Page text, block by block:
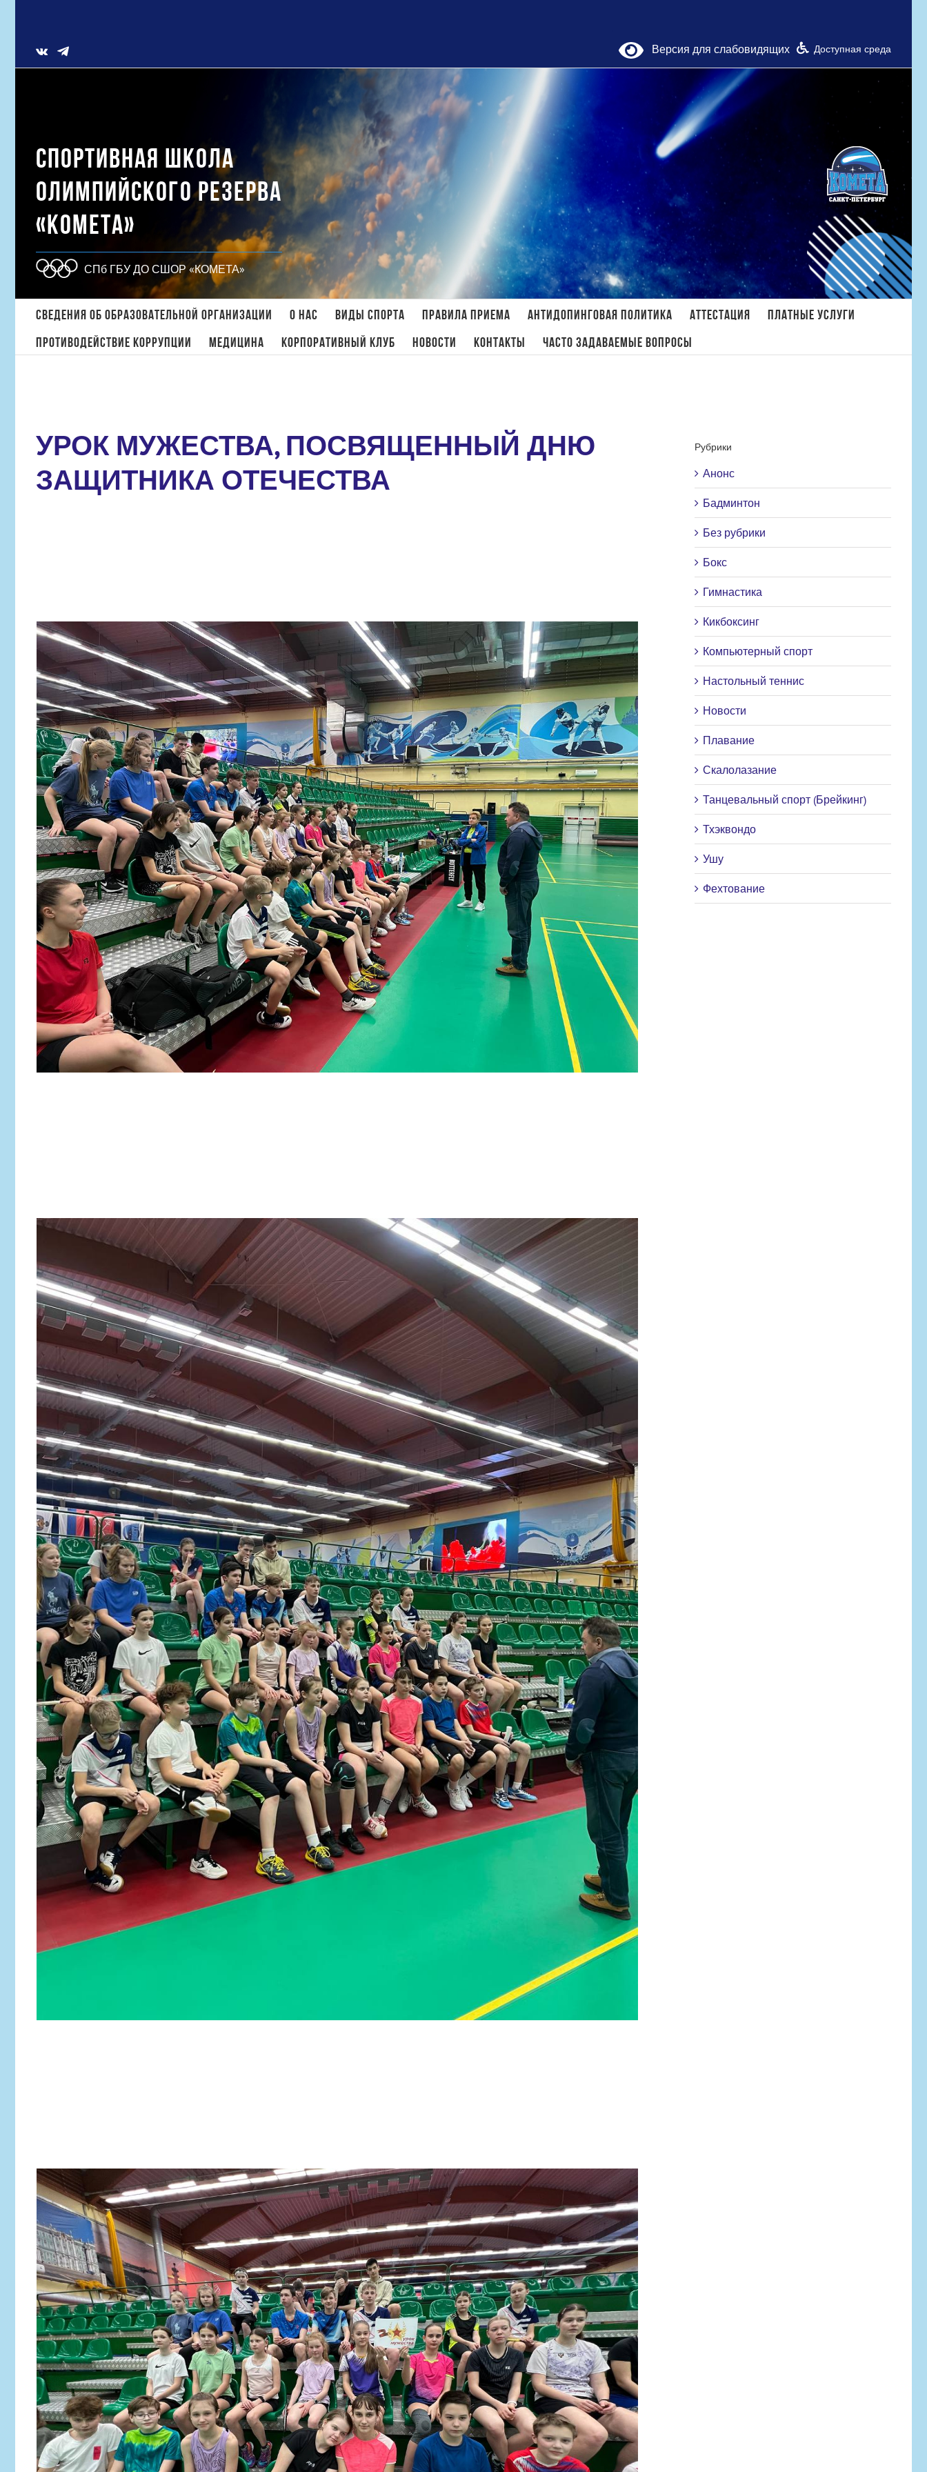
Vk Версия для слабовидящих Доступная среда
СПОРТИВНАЯ ШКОЛА
ОЛИМПИЙСКОГО РЕЗЕРВА
«КОМЕТА»
СПб ГБУ ДО СШОР «КОМЕТА»
поиска:
Сведения об образовательной организации О нас Виды спорта Правила приема Антидопинговая политика Аттестация
Платные услуги
Противодействие коррупции
МЕДИЦИНА Корпоративный клуб Новости Контакты Часто задаваемые вопросы
УРОК МУЖЕСТВА, ПОСВЯЩЕННЫЙ ДНЮ
ЗАЩИТНИКА ОТЕЧЕСТВА
Рубрики
Анонс
Бадминтон
Без рубрики
Бокс
Гимнастика
Кикбоксинг
Компьютерный спорт
Настольный теннис
Новости
Плавание
Скалолазание
Танцевальный спорт (Брейкинг)
Тхэквондо
Ушу
Фехтование